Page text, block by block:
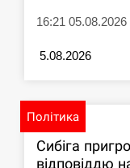
16:21
5.08.2026
Політика
Сибіга
відповіддю